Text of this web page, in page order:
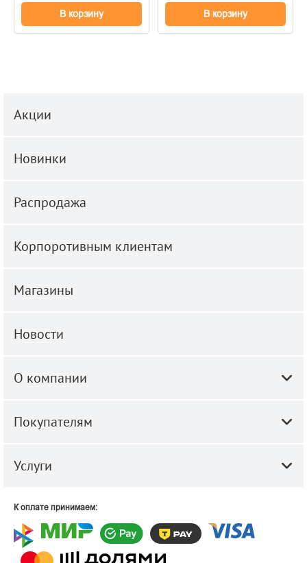
В корзину В корзину
Акции
Новинки
Распродажа
Корпоротивным клиентам
Магазины
Новости
О компании
Покупателям
Услуги
К оплате принимаем: